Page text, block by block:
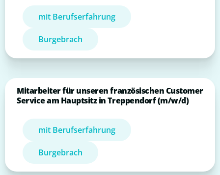
mit Berufserfahrung
Burgebrach
Mitarbeiter für unseren französischen Customer
Service am Hauptsitz in Treppendorf (m/w/d)
mit Berufserfahrung
Burgebrach